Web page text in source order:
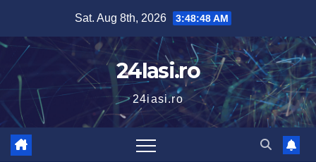
content
Sat. Aug 8th, 2026 3:48:49 AM
24Iasi.ro
24iasi.ro